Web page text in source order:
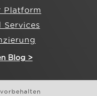
Platform
Services
Blog >